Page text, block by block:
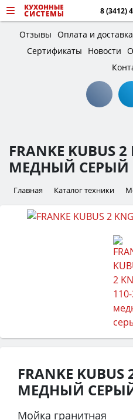
8 (3412)
Отзывы Оплата и доставка
Сертификаты
Новости
FRANKE KUBUS
МЕДНЫЙ СЕРЫЙ
Главная Каталог техники
FRANKE KUBUS
МЕДНЫЙ
Мойка гранитная